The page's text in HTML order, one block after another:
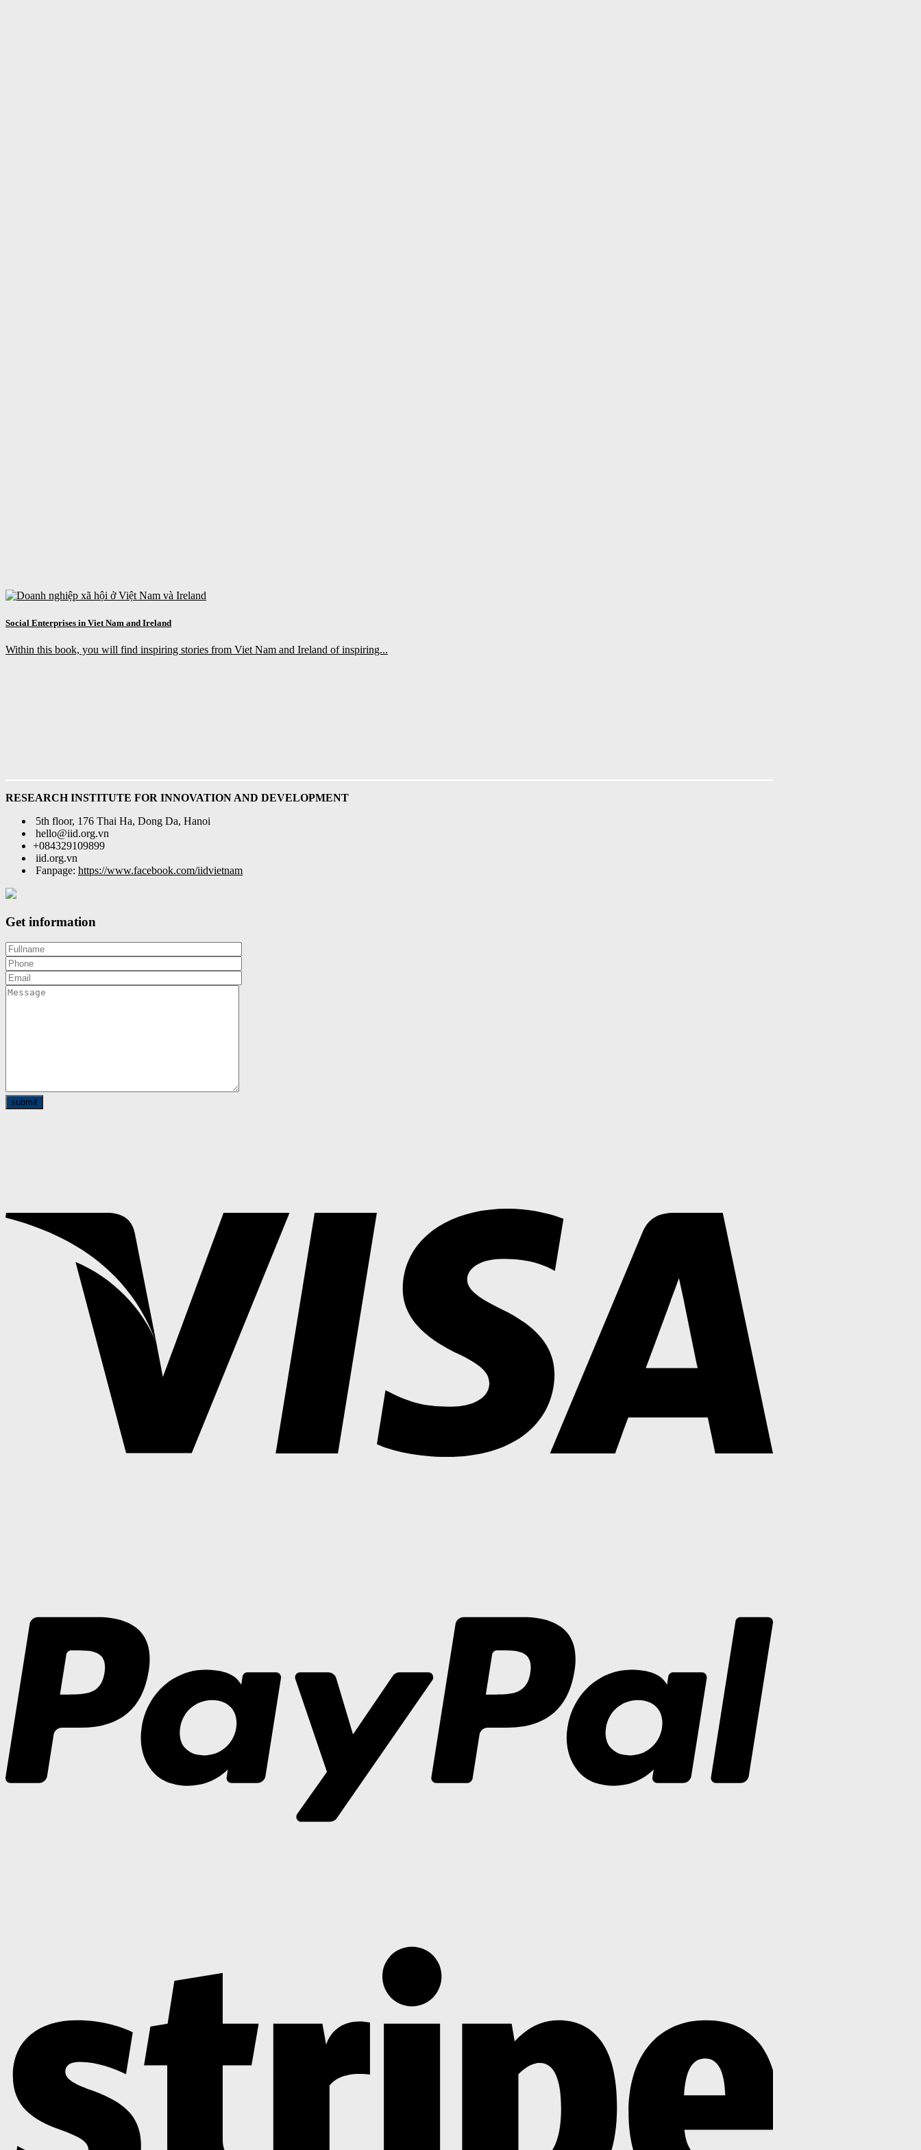
Social Enterprises in Viet Nam and Ireland
Within this book, you will find inspiring stories from Viet Nam and Ireland of inspiring...
RESEARCH INSTITUTE FOR INNOVATION AND DEVELOPMENT
5th floor, 176 Thai Ha, Dong Da, Hanoi
hello@iid.org.vn
+084329109899
iid.org.vn
Fanpage: https://www.facebook.com/iidvietnam
Get information